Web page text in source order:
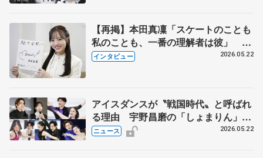
【再掲】本田真凜「スケートのことも
私のことも、一番の理解者は彼」 引
退時の単独インタビューで語った競技
インタビュー 2026.05.22
アイスダンスが〝戦国時代〟と呼ばれ
る理由 宇野昌磨の「しょまりん」ら
実力者が相次いで参戦 国内の競争激
ニュース 2026.05.22